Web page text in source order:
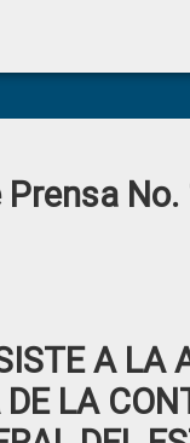
Prensa No.
A LA
LA